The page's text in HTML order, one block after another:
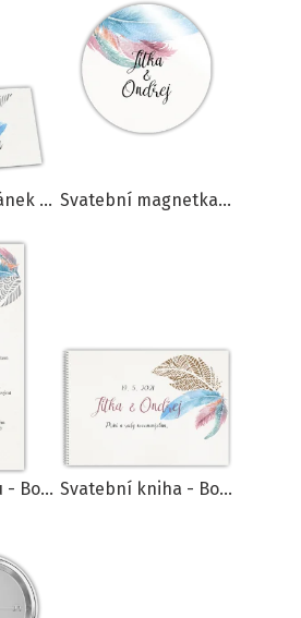
Jmenovka stojánek - Boho feather Svatební magnetka - Boho feather
Svatební menu - Boho feather Svatební kniha - Boho feather